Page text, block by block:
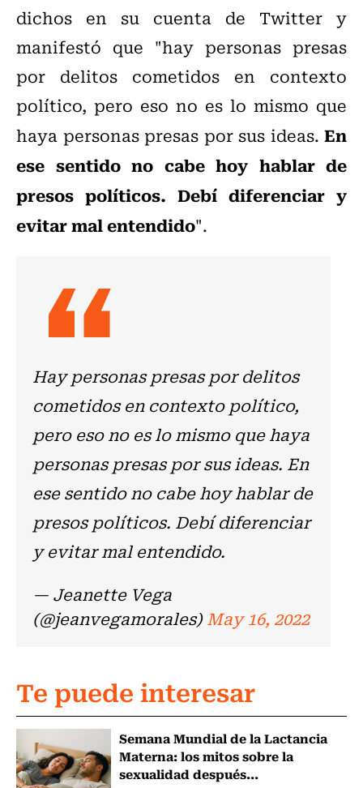
dichos en su cuenta de Twitter y
manifestó que "hay personas presas
por delitos cometidos en contexto
político, pero eso no es lo mismo que
haya personas presas por sus ideas. En
ese sentido no cabe hoy hablar de
presos políticos. Debí diferenciar y
evitar mal entendido".
Hay personas presas por delitos
cometidos en contexto político,
pero eso no es lo mismo que haya
personas presas por sus ideas. En
ese sentido no cabe hoy hablar de
presos políticos. Debí diferenciar
y evitar mal entendido.
— Jeanette Vega
(@jeanvegamorales)May 16, 2022
Te puede interesar
Semana Mundial de la Lactancia
Materna: los mitos sobre la
sexualidad después...